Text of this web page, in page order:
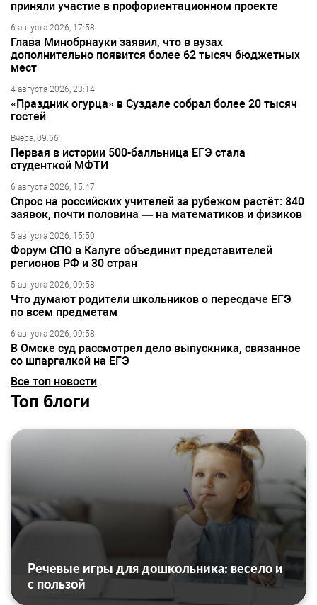
приняли участие в профориентационном проекте
6 августа 2026, 17:58
Глава Минобрнауки заявил, что в вузах
дополнительно появится более 62 тысяч бюджетных
мест
4 августа 2026, 23:14
«Праздник огурца» в Суздале собрал более 20 тысяч
гостей
Вчера, 09:56
Первая в истории 500-балльница ЕГЭ стала
студенткой МФТИ
6 августа 2026, 15:47
Спрос на российских учителей за рубежом растёт: 840
заявок, почти половина — на математиков и физиков
5 августа 2026, 15:50
Форум СПО в Калуге объединит представителей
регионов РФ и 30 стран
5 августа 2026, 09:58
Что думают родители школьников о пересдаче ЕГЭ
по всем предметам
6 августа 2026, 09:58
В Омске суд рассмотрел дело выпускника, связанное
со шпаргалкой на ЕГЭ
Все топ новости
Топ блоги
Речевые игры для дошкольника: весело и
с пользой